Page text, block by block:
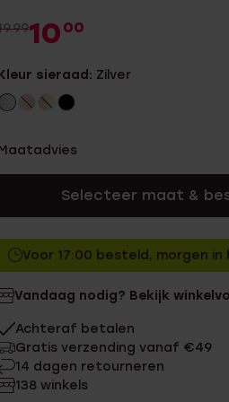
10 00
sieraad: Zilver
Selecteer maat &
Voor 17:00 besteld, morgen in
Vandaag nodig? Bekijk
Achteraf betalen
Gratis verzending vanaf €49
14 dagen retourneren
138 winkels